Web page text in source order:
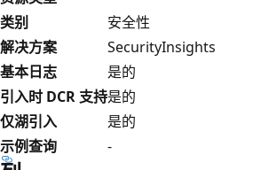
类别
安全性
解决方案
SecurityInsights
基本日志
是的
引入时 DCR 支持是的
仅湖引入
是的
示例查询
-